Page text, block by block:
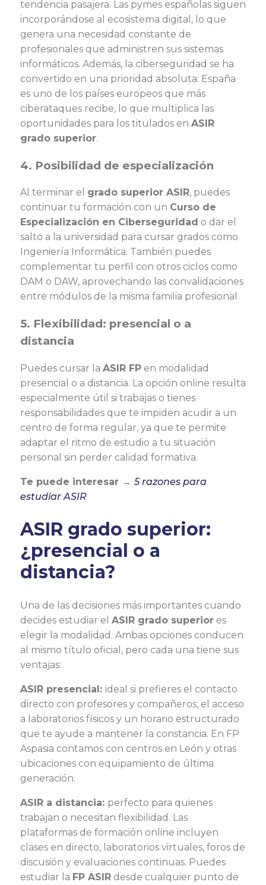
tendencia pasajera. Las pymes españolas siguen
incorporándose al ecosistema digital, lo que
genera una necesidad constante de
profesionales que administren sus sistemas
informáticos. Además, la ciberseguridad se ha
convertido en una prioridad absoluta: España
es uno de los países europeos que más
ciberataques recibe, lo que multiplica las
oportunidades para los titulados en ASIR
grado superior.
4. Posibilidad de especialización
Al terminar el grado superior ASIR, puedes
continuar tu formación con un Curso de
Especialización en Ciberseguridad o dar el
salto a la universidad para cursar grados como
Ingeniería Informática. También puedes
complementar tu perfil con otros ciclos como
DAM o DAW, aprovechando las convalidaciones
entre módulos de la misma familia profesional.
5. Flexibilidad: presencial o a
distancia
Puedes cursar la ASIR FP en modalidad
presencial o a distancia. La opción online resulta
especialmente útil si trabajas o tienes
responsabilidades que te impiden acudir a un
centro de forma regular, ya que te permite
adaptar el ritmo de estudio a tu situación
personal sin perder calidad formativa.
Te puede interesar → 5 razones para
estudiar ASIR
ASIR grado superior:
¿presencial o a
distancia?
Una de las decisiones más importantes cuando
decides estudiar el ASIR grado superior es
elegir la modalidad. Ambas opciones conducen
al mismo título oficial, pero cada una tiene sus
ventajas:
ASIR presencial: ideal si prefieres el contacto
directo con profesores y compañeros, el acceso
a laboratorios físicos y un horario estructurado
que te ayude a mantener la constancia. En FP
Aspasia contamos con centros en León y otras
ubicaciones con equipamiento de última
generación.
ASIR a distancia: perfecto para quienes
trabajan o necesitan flexibilidad. Las
plataformas de formación online incluyen
clases en directo, laboratorios virtuales, foros de
discusión y evaluaciones continuas. Puedes
estudiar la FP ASIR desde cualquier punto de